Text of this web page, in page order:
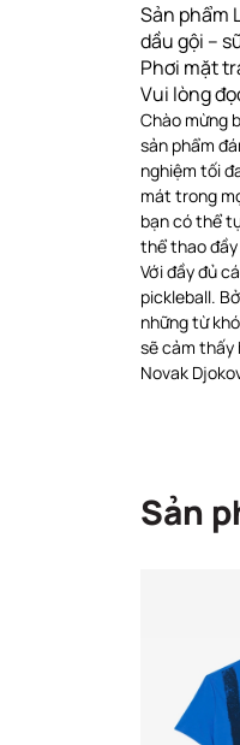
Sản phẩm
dầu gội –
Phơi mặt
Vui lòng
Chào mừng
sản phẩm
nghiệm tối
mát trong
bạn có thể
thể thao đầy
Với đầy đủ
pickleball.
những từ
sẽ cảm thấy
Novak
Sản